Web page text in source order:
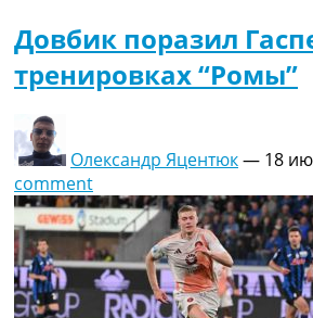
Довбик поразил
тренировках “Ромы”
Олександр Яцентюк— 18
comment